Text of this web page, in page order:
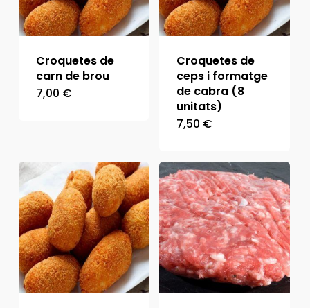
Croquetes de
carn de brou
7,00 €
Croquetes de
ceps i formatge
de cabra (8
unitats)
7,50 €